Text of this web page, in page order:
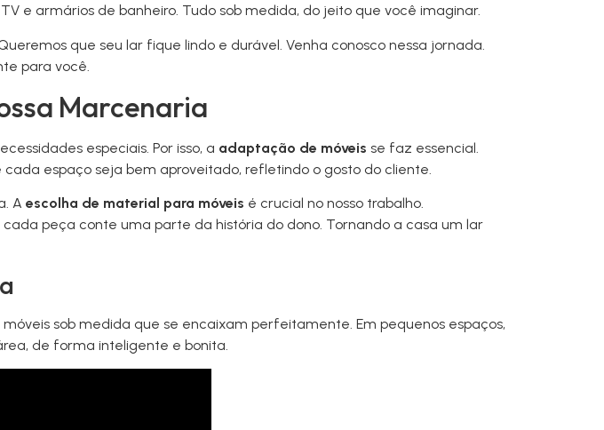
e armários de banheiro. Tudo sob medida, do jeito que você imaginar.
que seu lar fique lindo e durável. Venha conosco nessa jornada.
para você.
Marcenaria
especiais. Por isso, a adaptação de móveis se faz essencial.
espaço seja bem aproveitado, refletindo o gosto do cliente.
A escolha de material para móveis é crucial no nosso trabalho.
peça conte uma parte da história do dono. Tornando a casa um lar
sob medida que se encaixam perfeitamente. Em pequenos espaços,
de forma inteligente e bonita.